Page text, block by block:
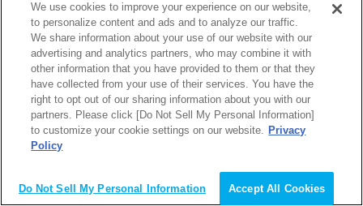
ビリテーションが受けられるほか、ジョブコー
チの派遣など職場への働きかけも行っている点
が特徴です。
障害者就業・生活支援センター
障害者就業・生活支援センターとは、障がいの
ある方の就業面だけでなく、生活面も含めて一
体的なサポートを行っている支援機関です。
We use cookies to improve your experience on our website,
to personalize content and ads and to analyze our traffic.
We share information about your use of our website with our
advertising and analytics partners, who may combine it with
other information that you have provided to them or that they
have collected from your use of their services. You have the
right to opt out of our sharing information about you with our
partners. Please click [Do Not Sell My Personal Information]
to customize your cookie settings on our website. Privacy
Policy
Do Not Sell My Personal Information Accept All Cookies